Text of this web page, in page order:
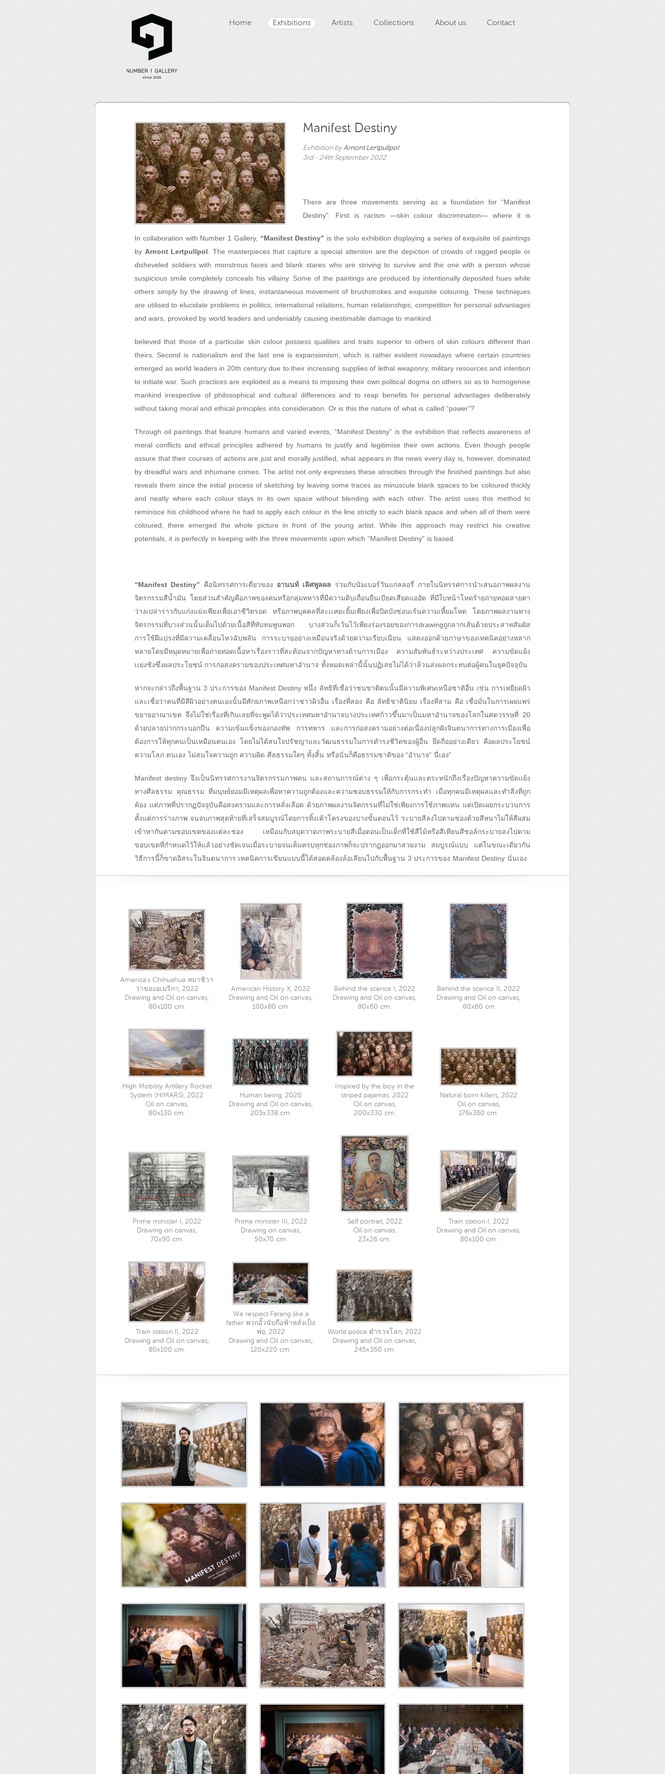
Home Exhibitions Artists Collections About us Contact
Manifest Destiny
Exhibition byArnont Lertpullpol
3rd - 24th September 2022
In collaboration with Number 1 Gallery, “Manifest Destiny” is the solo exhibition displaying a series of exquisite oil paintings
by Arnont Lertpullpol . The masterpieces that capture a special attention are the depiction of crowds of ragged people or
disheveled soldiers with monstrous faces and blank stares who are striving to survive and the one with a person whose
suspicious smile completely conceals his villainy. Some of the paintings are produced by intentionally deposited hues while
others simply by the drawing of lines, instantaneous movement of brushstrokes and exquisite colouring. These techniques
are utilised to elucidate problems in politics, international relations, human relationships, competition for personal advantages
and wars, provoked by world leaders and undeniably causing inestimable damage to mankind.
There are three movements serving as a foundation for “Manifest
Destiny”. First is racism —skin colour discrimination— where it is
believed that those of a particular skin colour possess qualities and traits superior to others of skin colours different than
theirs. Second is nationalism and the last one is expansionism, which is rather evident nowadays where certain countries
emerged as world leaders in 20th century due to their increasing supplies of lethal weaponry, military resources and intention
to initiate war. Such practices are exploited as a means to imposing their own political dogma on others so as to homogenise
mankind irrespective of philosophical and cultural differences and to reap benefits for personal advantages deliberately
without taking moral and ethical principles into consideration. Or is this the nature of what is called “power”?
Through oil paintings that feature humans and varied events, “Manifest Destiny” is the exhibition that reflects awareness of
moral conflicts and ethical principles adhered by humans to justify and legitimise their own actions. Even though people
assure that their courses of actions are just and morally justified, what appears in the news every day is, however, dominated
by dreadful wars and inhumane crimes. The artist not only expresses these atrocities through the finished paintings but also
reveals them since the initial process of sketching by leaving some traces as minuscule blank spaces to be coloured thickly
and neatly where each colour stays in its own space without blending with each other. The artist uses this method to
reminisce his childhood where he had to apply each colour in the line strictly to each blank space and when all of them were
coloured, there emerged the whole picture in front of the young artist. While this approach may restrict his creative
potentials, it is perfectly in keeping with the three movements upon which “Manifest Destiny” is based.
“Manifest Destiny” คือนิทรรศการเดี่ยวของ อานนท์ เลิศพูลผล ร่วมกับนัมเบอร์วันแกลลอรี่ ภายในนิทรรศการนำเสนอภาพผลงาน
จิตรกรรมสีน้ำมัน โดยส่วนสำคัญคือภาพของคนหรือกลุ่มทหารที่มีความดิบเถื่อนยืนเบียดเสียดแออัด ที่มีใบหน้าโหดร้ายถ่ายทอดสายตา
ว่างเปล่าราวกับแก่งแย่งเพียงเพื่อเอาชีวิตรอด หรือภาพบุคคลที่สะเเหยะยิ้มเพียงเพื่อปิดบังซ่อนเร้นความเหี้ยมโหด โดยภาพผลงานทาง
จิตรกรรมที่บางส่วนนั้นเต็มไปด้วยเนื้อสีที่ทับทมพูนพอก บางส่วนก็เว้นไว้เพียงร่องรอยของการdrawingถูกลากเส้นด้วยประสาทสัมผัส
การใช้ฝีแปรงที่มีความเคลื่อนไหวฉับพลัน การระบายอย่างเหมือนจริงด้วยความเรียบเนียน แสดงออกด้วยภาษาของเทคนิคอย่างหลาก
หลายโดยมีหมุดหมายเพื่อถ่ายทอดเนื้อหาเรื่องราวที่สะท้อนจากปัญหาทางด้านการเมือง ความสัมพันธ์ระหว่างประเทศ ความขัดแย้ง
เเย่งชิงซึ่งผลประโยชน์ การก่อสงครามของประเทศมหาอำนาจ ทั้งหมดเหล่านี้นั้นปฏิเสธไม่ได้ว่าล้วนส่งผลกระทบต่อผู้คนในยุคปัจจุบัน
หากจะกล่าวถึงพื้นฐาน 3 ประการของ Manifest Destiny หนึ่ง ลัทธิที่เชื่อว่าชนชาติตนนั้นมีความพิเศษเหนือชาติอื่น เช่น การเหยียดผิว
และเชื่อว่าคนที่มีสีผิวอย่างตนเองนั้นมีศักยภาพเหนือกว่าชาวผิวอื่น เรื่องที่สอง คือ ลัทธิชาตินิยม เรื่องที่สาม คือ เชื่อมั่นในการเผยแพร่
ขยายอาณาเขต จึงไม่ใช่เรื่องที่เกินเลยที่จะพูดได้ว่าประเทศมหาอำนาจบางประเทศก้าวขึ้นมาเป็นมหาอำนาจของโลกในศตวรรษที่ 20
ด้วยปลายปากกระบอกปืน ความเข้มแข็งของกองทัพ การทหาร และการก่อสงครามอย่างต่อเนื่องปลูกฝังจินตนาการทางการเมืองเพื่อ
ต้องการให้ทุกคนเป็นเหมือนตนเอง โดยไม่ได้สนใจปรัชญาและวัฒนธรรมในการดำรงชีวิตของผู้อื่น ยึดถืออย่างเดียว คือผลประโยชน์
ความโลภ ตนเอง ไม่สนใจความถูก ความผิด ศีลธรรมใดๆ ทั้งสิ้น หรือนั่นก็คือธรรมชาติของ “อำนาจ” นี่เอง”
Manifest destiny จึงเป็นนิทรรศการงานจิตรกรรมภาพคน และสถานการณ์ต่าง ๆ เพื่อกระตุ้นและตระหนักถึงเรื่องปัญหาความขัดแย้ง
ทางศีลธรรม คุณธรรม ที่มนุษย์ย่อมมีเหตุผลเพื่อหาความถูกต้องและความชอบธรรมให้กับการกระทำ เมื่อทุกคนมีเหตุผลและทำสิ่งที่ถูก
ต้อง แต่ภาพที่ปรากฏปัจจุบันคือสงครามและการหลั่งเลือด ด้วยภาพผลงานจิตกรรมที่ไม่ใช่เพียงการใช้ภาพแทน แต่เปิดเผยกระบวนการ
ตั้งแต่การร่างภาพ จนจบภาพสุดท้ายที่เสร็จสมบูรณ์โดยการทิ้งเค้าโครงของบางขั้นตอนไว้ ระบายสีลงไปตามช่องด้วยสีหนาไม่ให้สีผสม
เข้าหากันตามขอบเขตของแต่ละช่อง เหมือนกับสมุดวาดภาพระบายสีเมื่อตอนเป็นเด็กที่ใช้สีไม้หรือสีเทียนสีชอล์กระบายลงไปตาม
ขอบเขตที่กำหนดไว้ให้แล้วอย่างชัดเจนเมื่อระบายจนเต็มครบทุกช่องภาพก็จะปรากฏออกมาสวยงาม สมบูรณ์แบบ แต่ในขณะเดียวกัน
วิธีการนี้ก็ขาดอิสระในจินตนาการ เทคนิคการเขียนแบบนี้ได้สอดคล้องล้อเลียนไปกับพื้นฐาน 3 ประการของ Manifest Destiny นั่นเอง
America's Chihuahua หมาชิวา
ว่าของอเมริกา, 2022
Drawing and Oil on canvas,
80x100 cm.
American History X, 2022
Drawing and Oil on canvas,
100x80 cm.
Behind the scence I, 2022
Drawing and Oil on canvas,
80x60 cm.
Behind the scence II, 2022
Drawing and Oil on canvas,
80x60 cm
High Mobility Artillery Rocket
System (HIMARS), 2022
Oil on canvas,
80x130 cm.
Human being, 2020
Drawing and Oil on canvas,
205x338 cm.
Inspired by the boy in the
striped pajamas, 2022
Oil on canvas,
200x330 cm.
Natural born killers, 2022
Oil on canvas,
176x360 cm.
Prime minister I, 2022
Drawing on canvas,
70x90 cm.
Prime minister III, 2022
Drawing on canvas,
50x70 cm.
Self portrait, 2022
Oil on canvas,
23x26 cm.
Train station I, 2022
Drawing and Oil on canvas,
80x100 cm.
Train station II, 2022
Drawing and Oil on canvas,
80x100 cm.
We respect Farang like a
father พวกอั๊วนับถือฟ้าหลั่งเป็ง
พ่อ, 2022
Drawing and Oil on canvas,
120x220 cm.
World police ตำรวจโลก, 2022
Drawing and Oil on canvas,
245x360 cm.